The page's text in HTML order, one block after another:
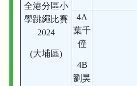
全港分區小
學跳繩比賽
2024
(大埔區)
4A
葉千
僮
4B
劉昊